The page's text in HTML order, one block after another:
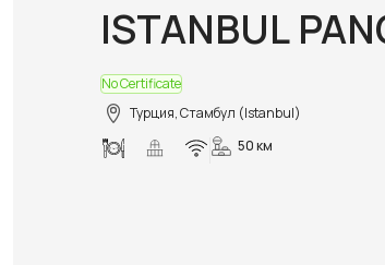
ISTANBUL
No Certificate
Турция, Стамбул (Istanbul)
50 км